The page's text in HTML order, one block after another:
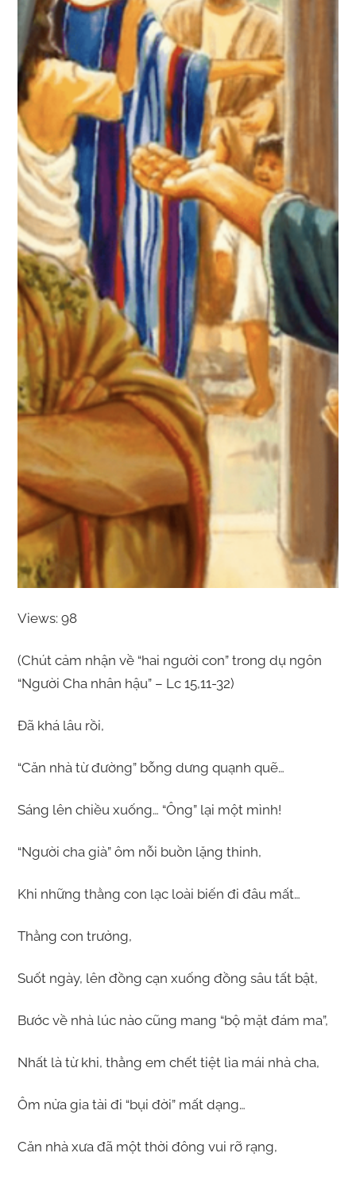
Views: 98
(Chút cảm nhận về “hai người con” trong dụ ngôn
“Người Cha nhân hậu” – Lc 15,11-32)
Đã khá lâu rồi,
“Căn nhà từ đường” bỗng dưng quạnh quẽ…
Sáng lên chiều xuống… “Ông” lại một mình!
“Người cha già” ôm nỗi buồn lặng thinh,
Khi những thằng con lạc loài biến đi đâu mất…
Thằng con trưởng,
Suốt ngày, lên đồng cạn xuống đồng sâu tất bật,
Bước về nhà lúc nào cũng mang “bộ mặt đám ma”,
Nhất là từ khi, thằng em chết tiệt lìa mái nhà cha,
Ôm nửa gia tài đi “bụi đời” mất dạng…
Căn nhà xưa đã một thời đông vui rỡ rạng,